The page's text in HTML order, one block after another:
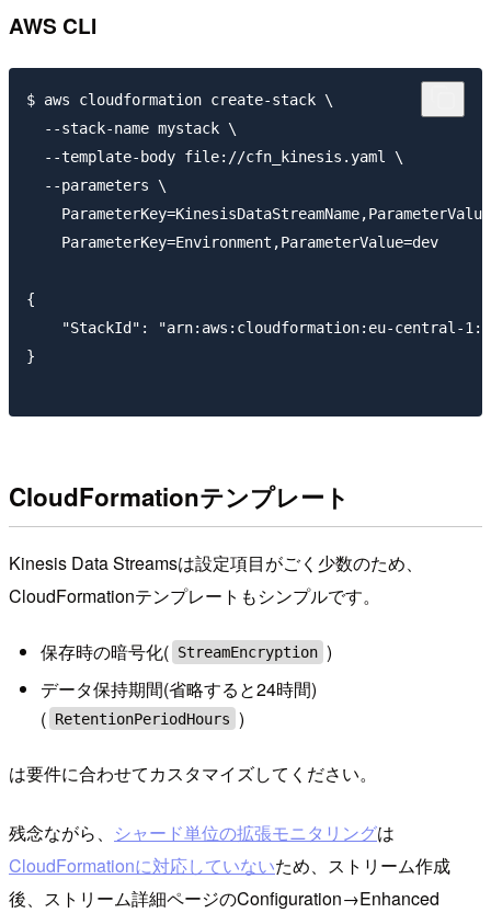
AWS CLI
$ aws cloudformation create-stack \
  --stack-name mystack \
  --template-body file://cfn_kinesis.yaml \
  --parameters \
    ParameterKey=Environment,ParameterValue=dev
{
"StackId": "arn:aws:cloudformation:eu-central-
}
CloudFormationテンプレート
Kinesis Data Streamsは設定項目がごく少数のため、
CloudFormationテンプレートもシンプルです。
保存時の暗号化( StreamEncryption )
データ保持期間(省略すると24時間)
( RetentionPeriodHours )
は要件に合わせてカスタマイズしてください。
残念ながら、 シャード単位の拡張モニタリングは
CloudFormationに対応していないため、ストリーム作成
後、ストリーム詳細ページのConfiguration→Enhanced